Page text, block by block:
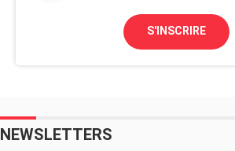
S'INSCRIRE
NEWSLETTERS